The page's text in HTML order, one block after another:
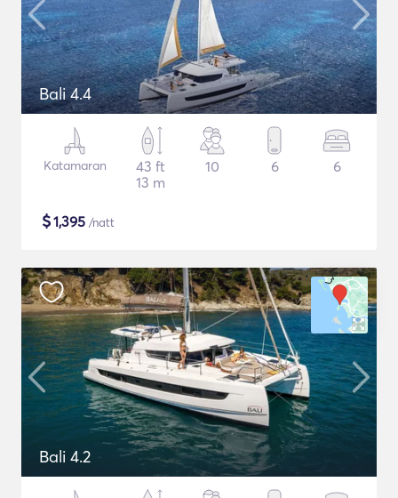
Bali 4.4
Katamaran
43 ft
13 m
10 6 6
$1,395 /natt
Bali 4.2